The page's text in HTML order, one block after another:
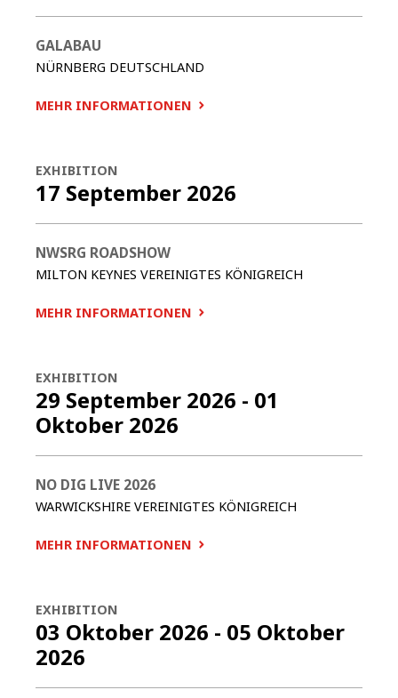
GALABAU
NÜRNBERG DEUTSCHLAND
MEHR INFORMATIONEN
EXHIBITION
17 September 2026
NWSRG ROADSHOW
MILTON KEYNES VEREINIGTES KÖNIGREICH
MEHR INFORMATIONEN
EXHIBITION
29 September 2026 - 01
Oktober 2026
NO DIG LIVE 2026
WARWICKSHIRE VEREINIGTES KÖNIGREICH
MEHR INFORMATIONEN
EXHIBITION
03 Oktober 2026 - 05 Oktober
2026